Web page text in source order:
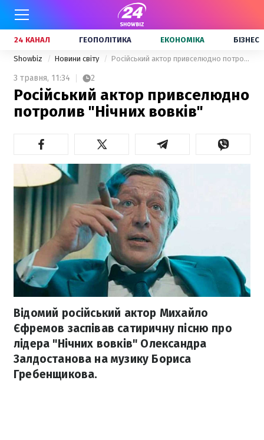
24 КАНАЛ ГЕОПОЛІТИКА ЕКОНОМІКА БІЗНЕС
Showbiz Новини світу Російський актор привселюдно потролив "Нічних вовків"
3 травня, 11:34 2
Російський актор привселюдно
потролив "Нічних вовків"
Відомий російський актор Михайло
Єфремов заспівав сатиричну пісню про
лідера "Нічних вовків" Олександра
Залдостанова на музику Бориса
Гребенщикова.